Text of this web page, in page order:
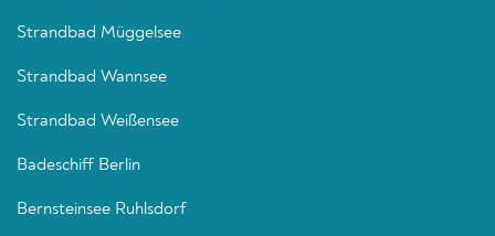
Strandbad Müggelsee
Strandbad Wannsee
Strandbad Weißensee
Badeschiff Berlin
Bernsteinsee Ruhlsdorf